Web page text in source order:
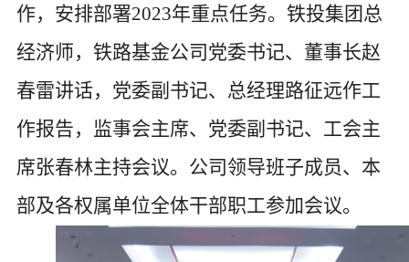
作，安排部署2023年重点任务。 铁投集团总
经济师，铁路基金公司党委书记、董事长赵
春雷讲话，党委副书记、总经理路征远作工
作报告， 监事会主席、 党委副书记、 工会主
席张春林主持会议。 公司 领导班子成员、 本
部及各权属单位全体干部职工参加会议。